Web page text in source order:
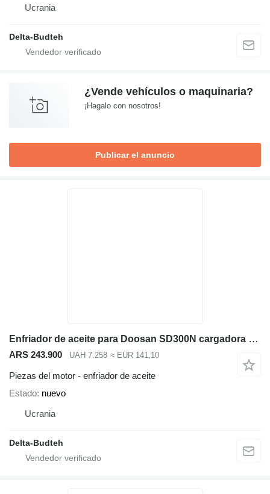
Ucrania
Delta-Budteh
¿Vende vehículos o maquinaria?
¡Hagalo con nosotros!
Publicar el anuncio
Enfriador de aceite para Doosan SD300N cargadora de ruedas
ARS 243.900 UAH 7.258 ≈ EUR 141,10
Piezas del motor - enfriador de aceite
Estado nuevo
Ucrania
Delta-Budteh